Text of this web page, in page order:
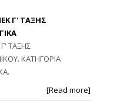
Γ' ΤΑΞΗΣ
ΤΑΞΗΣ
ΚΑΤΗΓΟΡΙΑ
[Read more]